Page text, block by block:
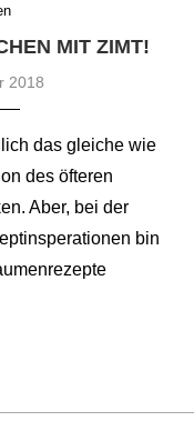
MIT ZIMT!
2018
das gleiche wie
des öfteren
Aber, bei der
bin